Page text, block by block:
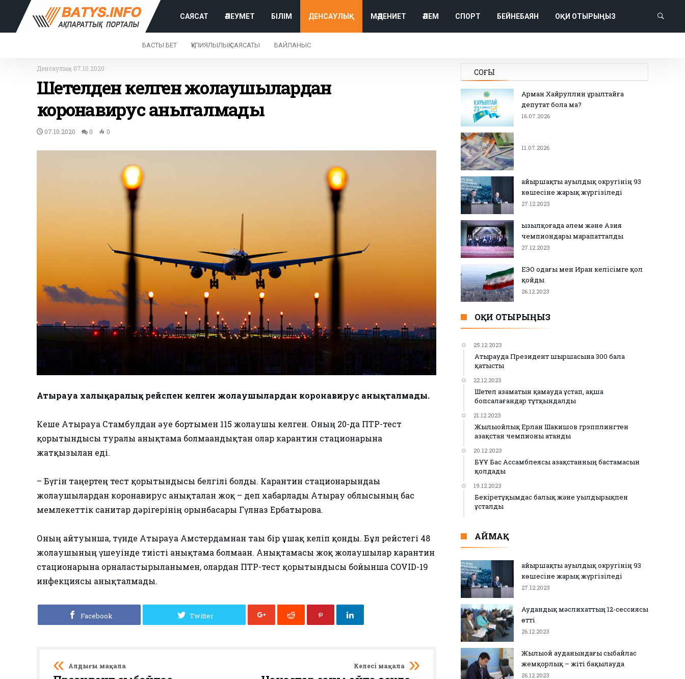
САЯСАТ ӘЛЕУМЕТ БІЛІМ ДЕНСАУЛЫҚ МӘДЕНИЕТ ӘЛЕМ СПОРТ БЕЙНЕБАЯН ОҚИ ОТЫРЫҢЫЗ
БАСТЫ БЕТ ҚҰПИЯЛЫЛЫҚ САЯСАТЫ БАЙЛАНЫС
Денсаулық- 07.10.2020
Шетелден келген жолаушылардан
коронавирус анықталмады
07.10.2020 0 0
Атырауға халықаралық рейспен келген жолаушылардан коронавирус анықталмады.
Кеше Атырауға Стамбулдан әуе бортымен 115 жолаушы келген. Оның 20-да ПТР-тест
қорытындысы туралы анықтама болмағандықтан олар карантин стационарына
жатқызылған еді.
– Бүгін таңертең тест қорытындысы белгілі болды. Карантин стационарындағы
жолаушылардан коронавирус анықталған жоқ – деп хабарлады Атырау облысының бас
мемлекеттік санитар дәрігерінің орынбасары Гүлназ Ербатырова.
Оның айтуынша, түнде Атырауға Амстердамнан тағы бір ұшақ келіп қонды. Бұл рейстегі 48
жолаушының үшеуінде тиісті анықтама болмаған. Анықтамасы жоқ жолаушылар карантин
стационарына орналастырылғанымен, олардан ПТР-тест қорытындысы бойынша COVID-19
инфекциясы анықталмады.
Facebook Twitter
Алдыңғы мақала Келесі мақала
СОҢҒЫ
Арман Хайруллин Құрылтайға
депутат бола ма?
16.07.2026
11.07.2026
Қайыршақты ауылдық округінің 93
көшесіне жарық жүргізіледі
27.12.2023
Қызылқоғада әлем және Азия
чемпиондары марапатталды
27.12.2023
ЕЭО одағы мен Иран келісімге қол
қойды
26.12.2023
ОҚИ ОТЫРЫҢЫЗ
25.12.2023
Атырауда Президент шыршасына 300 бала
қатысты
22.12.2023
Шетел азаматын қамауда ұстап, ақша
бопсалағандар тұтқындалды
21.12.2023
Жылыойлық Ерлан Шакишов грэпплингтен
Қазақстан чемпионы атанды
20.12.2023
БҰҰ Бас Ассамблеясы Қазақстанның бастамасын
қолдады
19.12.2023
Бекіретұқымдас балық және уылдырықпен
ұсталды
АЙМАҚ
Қайыршақты ауылдық округінің 93
көшесіне жарық жүргізіледі
27.12.2023
Аудандық мәслихаттың 12-сессиясы
өтті
26.12.2023
Жылыой ауданындағы сыбайлас
жемқорлық – жіті бақылауда
26.12.2023